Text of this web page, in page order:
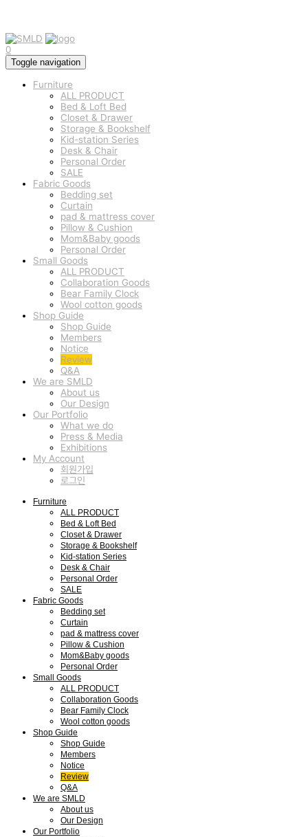
0
Toggle navigation
Furniture
ALL PRODUCT
Bed & Loft Bed
Closet & Drawer
Storage & Bookshelf
Kid-station Series
Desk & Chair
Personal Order
SALE
Fabric Goods
Bedding set
Curtain
pad & mattress cover
Pillow & Cushion
Mom&Baby goods
Personal Order
Small Goods
ALL PRODUCT
Collaboration Goods
Bear Family Clock
Wool cotton goods
Shop Guide
Shop Guide
Members
Notice
Review
Q&A
We are SMLD
About us
Our Design
Our Portfolio
What we do
Press & Media
Exhibitions
My Account
회원가입
로그인
Furniture
ALL PRODUCT
Bed & Loft Bed
Closet & Drawer
Storage & Bookshelf
Kid-station Series
Desk & Chair
Personal Order
SALE
Fabric Goods
Bedding set
Curtain
pad & mattress cover
Pillow & Cushion
Mom&Baby goods
Personal Order
Small Goods
ALL PRODUCT
Collaboration Goods
Bear Family Clock
Wool cotton goods
Shop Guide
Shop Guide
Members
Notice
Review
Q&A
We are SMLD
About us
Our Design
Our Portfolio